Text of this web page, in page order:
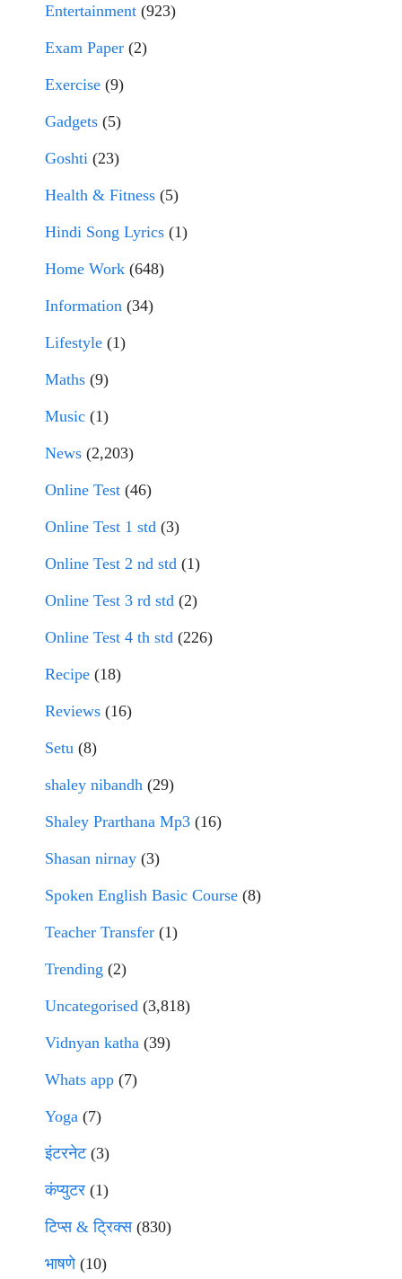
Entertainment (923)
Exam Paper (2)
Exercise (9)
Gadgets (5)
Goshti (23)
Health & Fitness (5)
Hindi Song Lyrics (1)
Home Work (648)
Information (34)
Lifestyle (1)
Maths (9)
Music (1)
News (2,203)
Online Test (46)
Online Test 1 std (3)
Online Test 2 nd std (1)
Online Test 3 rd std (2)
Online Test 4 th std (226)
Recipe (18)
Reviews (16)
Setu (8)
shaley nibandh (29)
Shaley Prarthana Mp3 (16)
Shasan nirnay (3)
Spoken English Basic Course (8)
Teacher Transfer (1)
Trending (2)
Uncategorised (3,818)
Vidnyan katha (39)
Whats app (7)
Yoga (7)
इंटरनेट(3)
कंप्युटर (1)
टिप्स & ट्रिक्स(830)
भाषणे(10)